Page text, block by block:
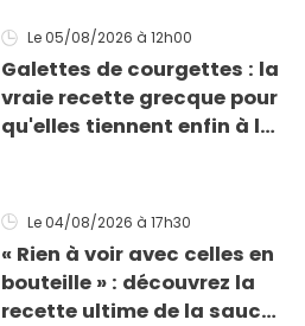
Le 05/08/2026 à 12h00
Galettes de courgettes : la
vraie recette grecque pour
qu'elles tiennent enfin à la
Le 04/08/2026 à 17h30
« Rien à voir avec celles en
bouteille » : découvrez la
recette ultime de la sauce